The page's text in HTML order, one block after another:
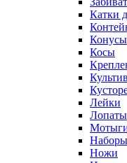
Катки
Конусы
Косы
Лейки
Лопаты
Ножи